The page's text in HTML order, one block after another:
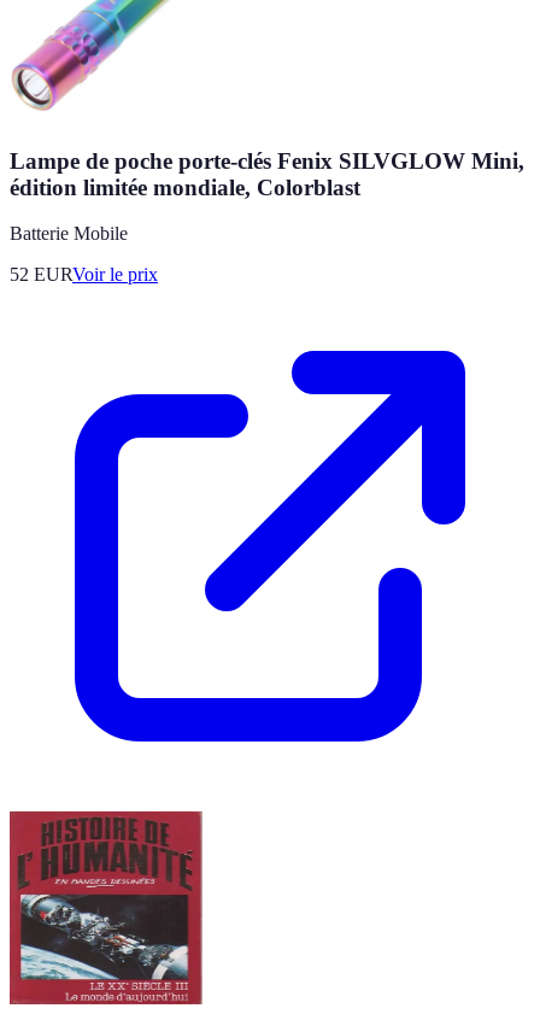
Lampe de poche porte-clés Fenix SILVGLOW Mini,
édition limitée mondiale, Colorblast
Batterie Mobile
52 EURVoir le prix